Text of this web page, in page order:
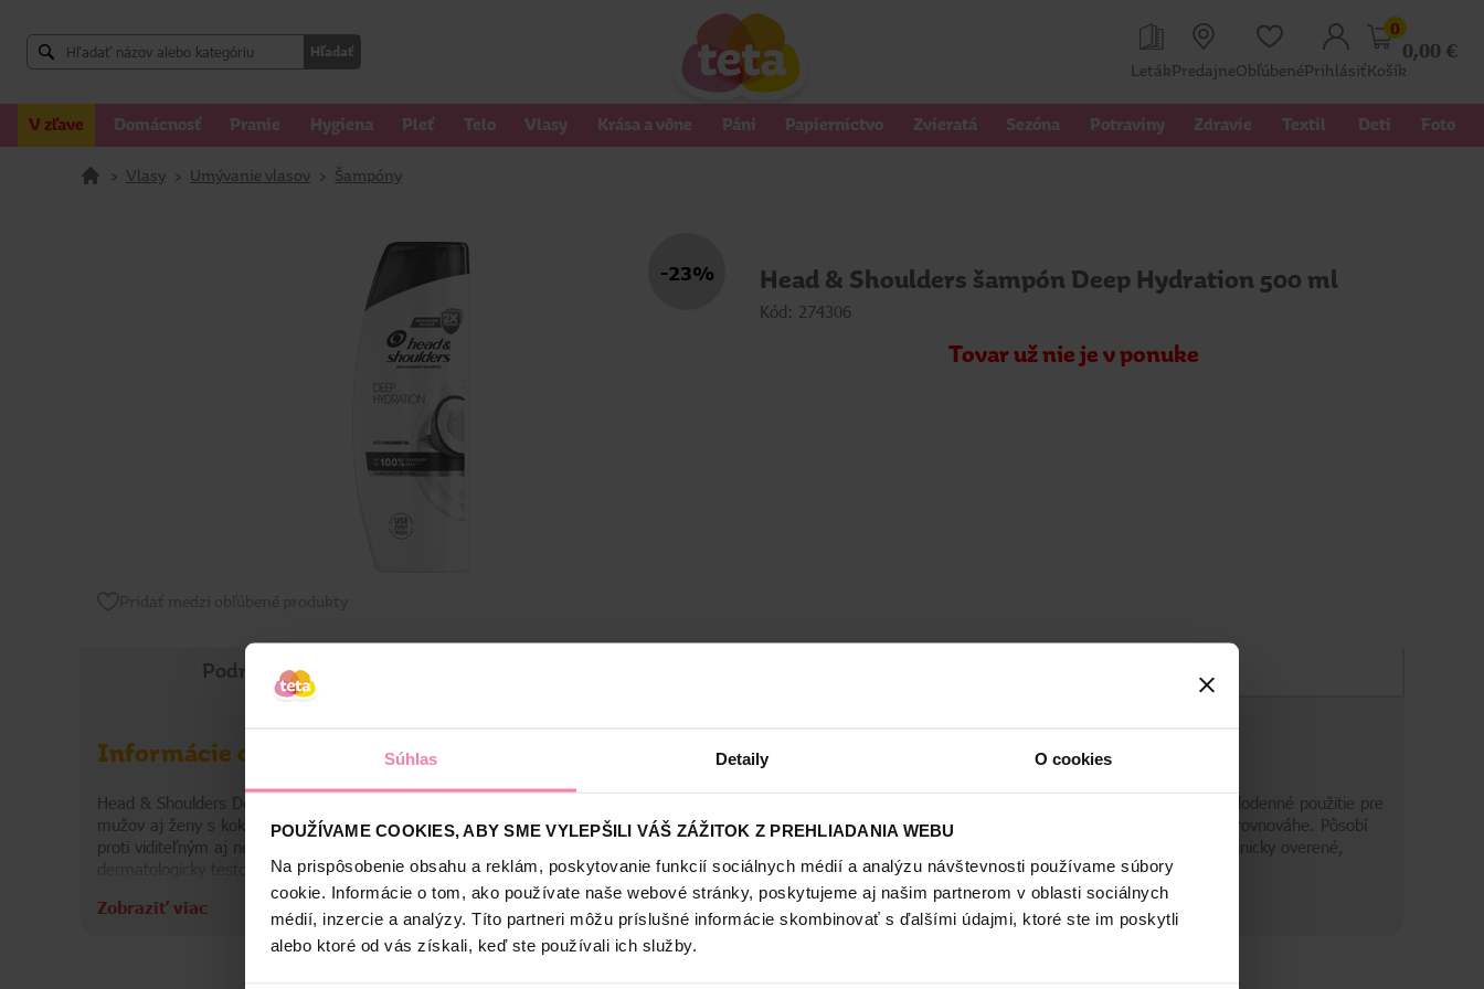
Súhlas Detaily O cookies
POUŽÍVAME COOKIES, ABY SME VYLEPŠILI VÁŠ ZÁŽITOK Z PREHLIADANIA WEBU
Na prispôsobenie obsahu a reklám, poskytovanie funkcií sociálnych médií a analýzu návštevnosti používame súbory
cookie. Informácie o tom, ako používate naše webové stránky, poskytujeme aj našim partnerom v oblasti sociálnych
médií, inzercie a analýzy. Títo partneri môžu príslušné informácie skombinovať s ďalšími údajmi, ktoré ste im poskytli
alebo ktoré od vás získali, keď ste používali ich služby.
Hľadať
LetákPredajneObľúbenéPrihlásiť
0
0,00 €
Košík
V zľave Domácnosť Pranie Hygiena Pleť Telo Vlasy Krása a vône Páni Papierníctvo Zvieratá Sezóna Potraviny Zdravie Textil Deti Foto
> Vlasy > Umývanie vlasov > Šampóny
-23% Head & Shoulders šampón Deep Hydration 500 ml
Kód: 274306
Tovar už nie je v ponuke
Podrobné informácie
Informácie o výrobku
Head & Shoulders Deep Hydration šampón proti lupinám na všetky typy vlasov a pokožky hlavy, ktorý pôsobí aj proti pretrvávajúcim lupinám. Šampón na každodenné použitie pre
mužov aj ženy s kokosovým olejom a zložením Microbiome Balance, ktoré sa zameriava na hlavnú príčinu vzniku lupín a udržiava mikrobióm pokožky hlavy v rovnováhe. Pôsobí
proti viditeľným aj neviditeľným lupinám tým, že uvoľňuje 2-krát viac ochranných zložiek, ktoré prenikajú do pórov, aby zabránili návratu odolných lupín. Má klinicky overené,
dermatologicky testované a pH vyvážené zloženie, ktoré zanecháva pokožku hlavy a vlasy čisté a svieže.
Informácie o výrobcovi
Zobraziť viac
Zloženie